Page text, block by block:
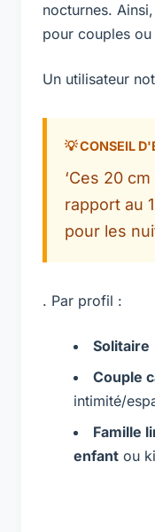
nocturnes.
pour couples
Un utilisateur
‘Ces 20
rapport au
pour les
. Par profil :
Solitaire
Couple
intimité/
Famille
enfant ou